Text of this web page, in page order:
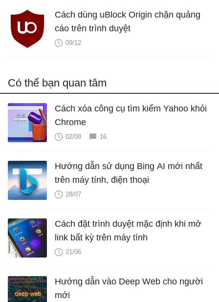
Cách dùng uBlock Origin chặn quảng
cáo trên trình duyệt
09/12
Có thể bạn quan tâm
Cách xóa công cụ tìm kiếm Yahoo khỏi
Chrome
02/08 16
Hướng dẫn sử dụng Bing AI mới nhất
trên máy tính, điện thoại
28/07
Cách đặt trình duyệt mặc định khi mở
link bất kỳ trên máy tính
21/06
Hướng dẫn vào Deep Web cho người
mới